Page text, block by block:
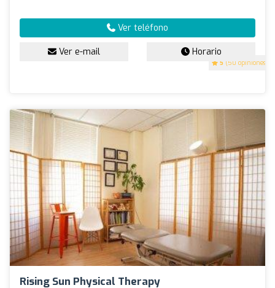
5 (50 opiniones)
Ver teléfono
Ver e-mail Horario
Rising Sun Physical Therapy